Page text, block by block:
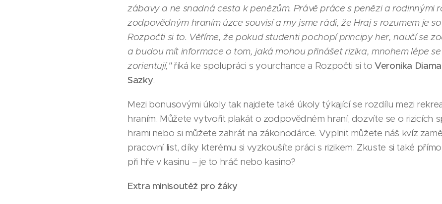
zábavy a ne snadná cesta k penězům. Právě práce s penězi a rodinnými
zodpovědným hraním úzce souvisí a my jsme rádi, že Hraj s rozumem je
Rozpočti si to. Věříme, že pokud studenti pochopí principy her, naučí se
a budou mít informace o tom, jaká mohou přinášet rizika, mnohem lépe
zorientují,"říká ke spolupráci s yourchance a Rozpočti si toVeronika
Sazky.
Mezi bonusovými úkoly tak najdete také úkoly týkající se rozdílu mezi
hraním. Můžete vytvořit plakát o zodpovědném hraní, dozvíte se o rizicích
hrami nebo si můžete zahrát na zákonodárce. Vyplnit můžete náš kvíz
pracovní list, díky kterému si vyzkoušíte práci s rizikem. Zkuste si také
při hře v kasinu – je to hráč nebo kasino?
Extra minisoutěž pro žáky